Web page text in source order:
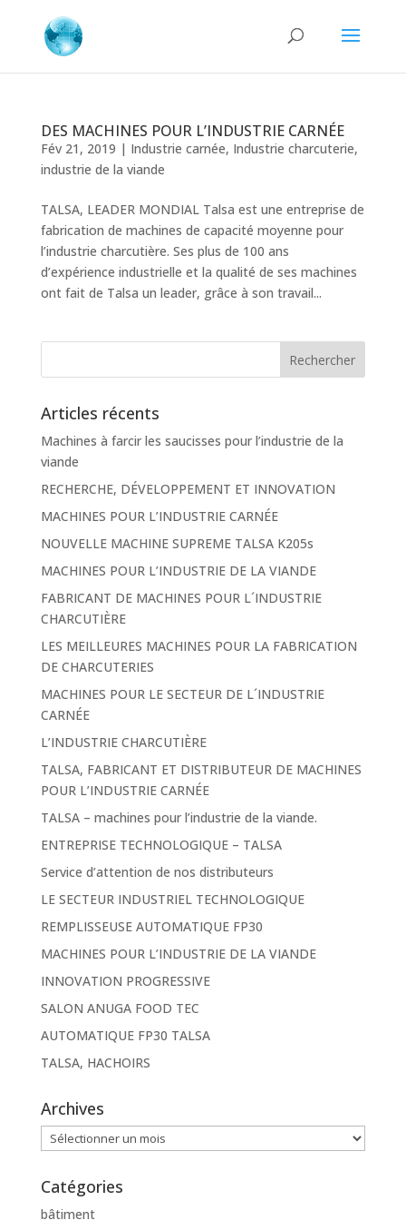
DES MACHINES POUR L’INDUSTRIE CARNÉE
Fév 21, 2019 | Industrie carnée, Industrie charcuterie,
industrie de la viande
TALSA, LEADER MONDIAL Talsa est une entreprise de
fabrication de machines de capacité moyenne pour
l’industrie charcutière. Ses plus de 100 ans
d’expérience industrielle et la qualité de ses machines
ont fait de Talsa un leader, grâce à son travail...
Articles récents
Machines à farcir les saucisses pour l’industrie de la
viande
RECHERCHE, DÉVELOPPEMENT ET INNOVATION
MACHINES POUR L’INDUSTRIE CARNÉE
NOUVELLE MACHINE SUPREME TALSA K205s
MACHINES POUR L’INDUSTRIE DE LA VIANDE
FABRICANT DE MACHINES POUR L´INDUSTRIE
CHARCUTIÈRE
LES MEILLEURES MACHINES POUR LA FABRICATION
DE CHARCUTERIES
MACHINES POUR LE SECTEUR DE L´INDUSTRIE
CARNÉE
L’INDUSTRIE CHARCUTIÈRE
TALSA, FABRICANT ET DISTRIBUTEUR DE MACHINES
POUR L’INDUSTRIE CARNÉE
TALSA – machines pour l’industrie de la viande.
ENTREPRISE TECHNOLOGIQUE – TALSA
Service d’attention de nos distributeurs
LE SECTEUR INDUSTRIEL TECHNOLOGIQUE
REMPLISSEUSE AUTOMATIQUE FP30
MACHINES POUR L’INDUSTRIE DE LA VIANDE
INNOVATION PROGRESSIVE
SALON ANUGA FOOD TEC
AUTOMATIQUE FP30 TALSA
TALSA, HACHOIRS
Archives
Archives
Catégories
bâtiment